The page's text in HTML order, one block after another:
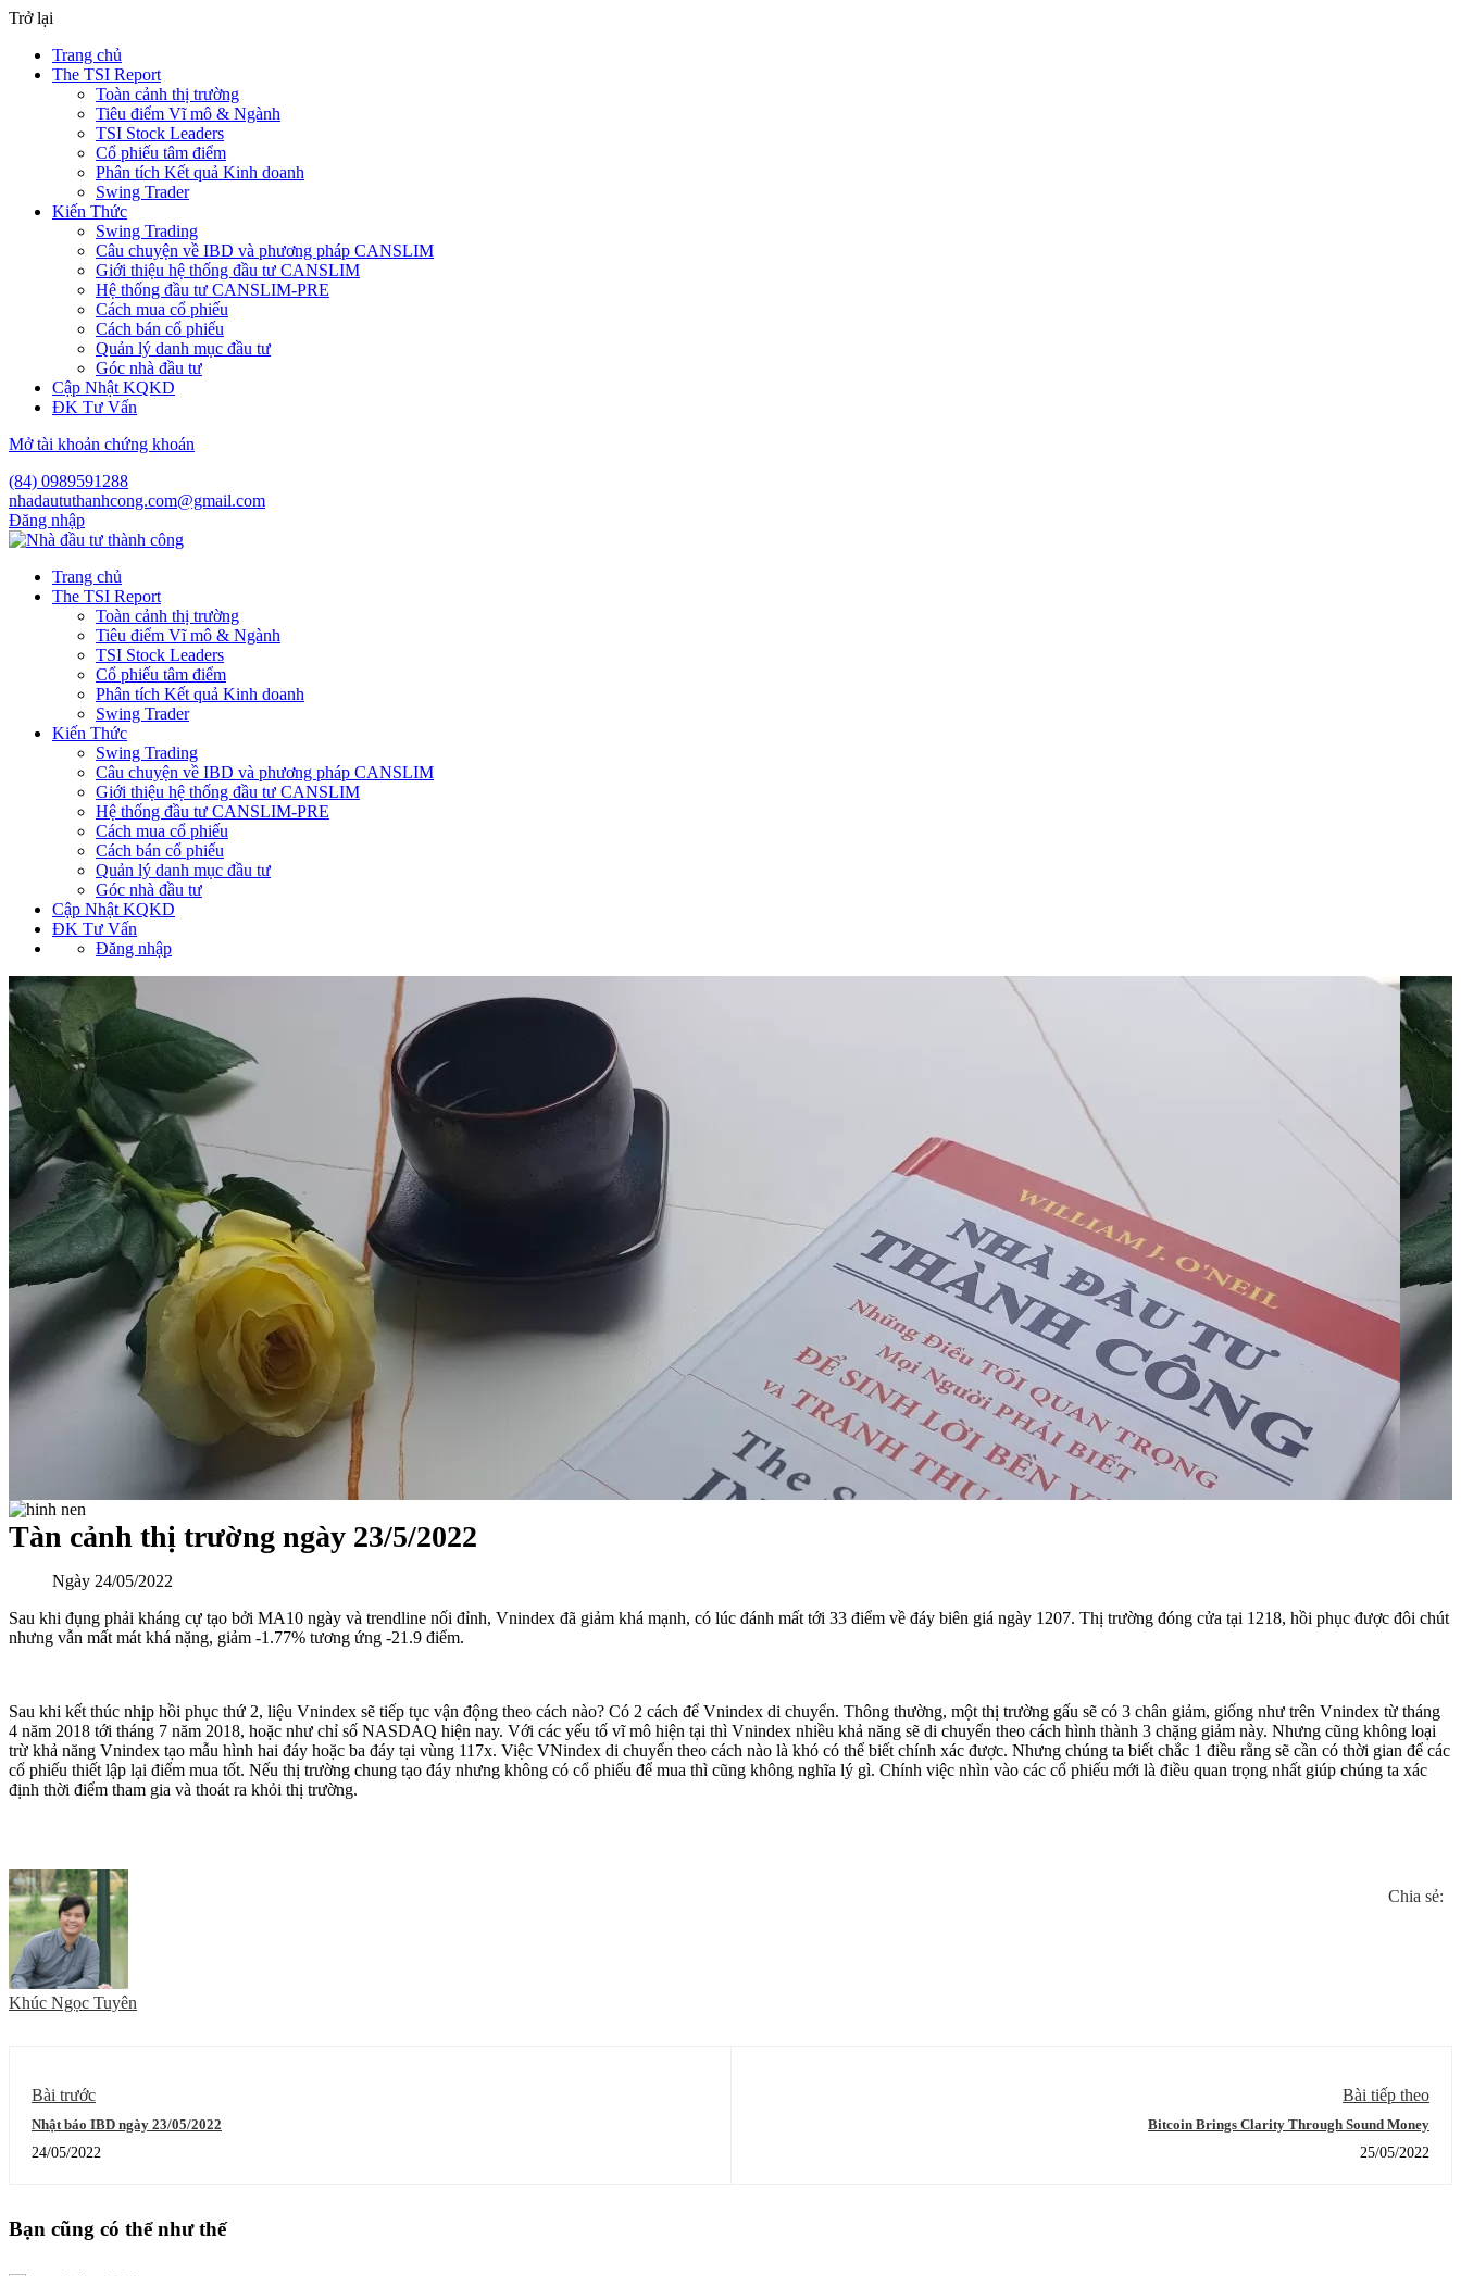
Trở lại
Trang chủ
The TSI Report
Toàn cảnh thị trường
Tiêu điểm Vĩ mô & Ngành
TSI Stock Leaders
Cổ phiếu tâm điểm
Phân tích Kết quả Kinh doanh
Swing Trader
Kiến Thức
Swing Trading
Câu chuyện về IBD và phương pháp CANSLIM
Giới thiệu hệ thống đầu tư CANSLIM
Hệ thống đầu tư CANSLIM-PRE
Cách mua cổ phiếu
Cách bán cổ phiếu
Quản lý danh mục đầu tư
Góc nhà đầu tư
Cập Nhật KQKD
ĐK Tư Vấn
Mở tài khoản chứng khoán
(84) 0989591288
nhadaututhanhcong.com@gmail.com
Đăng nhập
Trang chủ
The TSI Report
Toàn cảnh thị trường
Tiêu điểm Vĩ mô & Ngành
TSI Stock Leaders
Cổ phiếu tâm điểm
Phân tích Kết quả Kinh doanh
Swing Trader
Kiến Thức
Swing Trading
Câu chuyện về IBD và phương pháp CANSLIM
Giới thiệu hệ thống đầu tư CANSLIM
Hệ thống đầu tư CANSLIM-PRE
Cách mua cổ phiếu
Cách bán cổ phiếu
Quản lý danh mục đầu tư
Góc nhà đầu tư
Cập Nhật KQKD
ĐK Tư Vấn
Đăng nhập
Tàn cảnh thị trường ngày 23/5/2022
Ngày 24/05/2022
Sau khi đụng phải kháng cự tạo bởi MA10 ngày và trendline nối đỉnh, Vnindex đã giảm khá mạnh, có lúc đánh mất tới 33 điểm về đáy biên giá ngày 1207. Thị trường đóng cửa tại 1218, hồi phục được đôi chút
nhưng vẫn mất mát khá nặng, giảm -1.77% tương ứng -21.9 điểm.
Sau khi kết thúc nhịp hồi phục thứ 2, liệu Vnindex sẽ tiếp tục vận động theo cách nào? Có 2 cách để Vnindex di chuyển. Thông thường, một thị trường gấu sẽ có 3 chân giảm, giống như trên Vnindex từ tháng
4 năm 2018 tới tháng 7 năm 2018, hoặc như chỉ số NASDAQ hiện nay. Với các yếu tố vĩ mô hiện tại thì Vnindex nhiều khả năng sẽ di chuyển theo cách hình thành 3 chặng giảm này. Nhưng cũng không loại
trừ khả năng Vnindex tạo mẫu hình hai đáy hoặc ba đáy tại vùng 117x. Việc VNindex di chuyển theo cách nào là khó có thể biết chính xác được. Nhưng chúng ta biết chắc 1 điều rằng sẽ cần có thời gian để các
cổ phiếu thiết lập lại điểm mua tốt. Nếu thị trường chung tạo đáy nhưng không có cổ phiếu để mua thì cũng không nghĩa lý gì. Chính việc nhìn vào các cổ phiếu mới là điều quan trọng nhất giúp chúng ta xác
định thời điểm tham gia và thoát ra khỏi thị trường.
Chia sẻ:
Khúc Ngọc Tuyên
Bài trước
Nhật báo IBD ngày 23/05/2022
24/05/2022
Bài tiếp theo
Bitcoin Brings Clarity Through Sound Money
25/05/2022
Bạn cũng có thể như thế